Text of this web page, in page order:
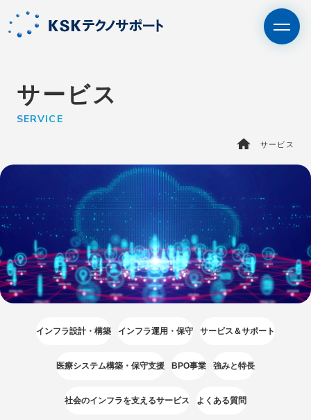
エントリー
サービス
KSKテクノサポートを知る
エピソード
採用情報
会社情報
お問い合わせ
サービス
SERVICE
サービス
インフラ設計・構築 インフラ運用・保守 サービス＆サポート
医療システム構築・保守支援 BPO事業 強みと特長
社会のインフラを支えるサービス よくある質問